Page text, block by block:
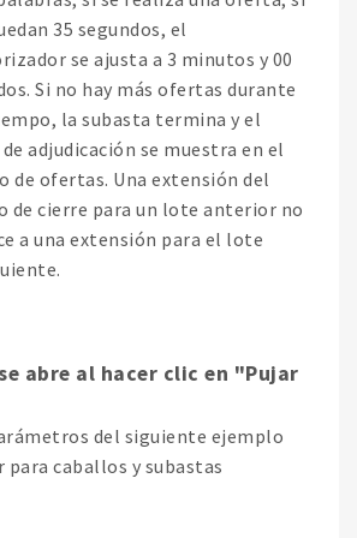
35 segundos, el
se ajusta a 3 minutos y 00
Si no hay más ofertas durante
la subasta termina y el
adjudicación se muestra en el
de ofertas. Una extensión del
de cierre para un lote anterior no
a una extensión para el lote
abre al hacer clic en "Pujar
del siguiente ejemplo
para caballos y subastas